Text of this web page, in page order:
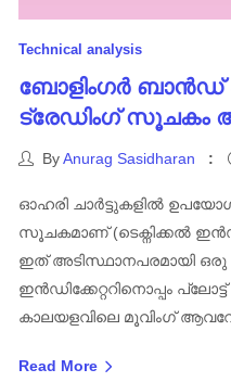
Technical analysis
ബോളിംഗർ ബാൻഡ്
ട്രേഡിംഗ്
ByAnurag Sasidharan
ഓഹരി ചാർട്ടുകളിൽ
സൂചകമാണ് (ടെക്നിക്കൽ
ഇത് അടിസ്ഥാനപരമായി
ഇൻഡിക്കേറ്ററിനൊപ്പം
കാലയളവിലെ മൂവിംഗ്
Read More